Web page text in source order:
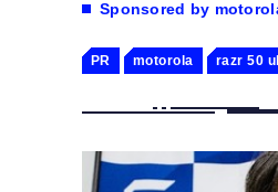
motorola razr 50